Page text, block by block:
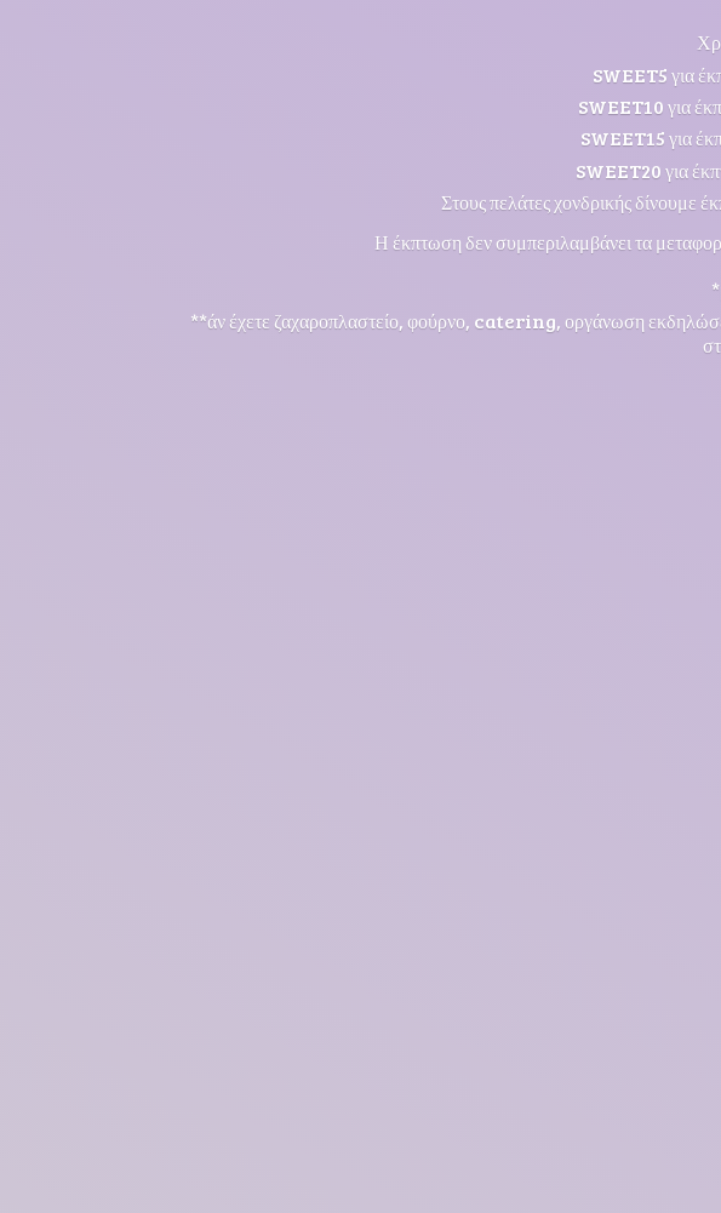
SWEET5 για
SWEET10 για
SWEET15 για
SWEET20 για
Στους πελάτες χονδρικής δίνουμε
Η έκπτωση δεν συμπεριλαμβάνει τα
**άν έχετε ζαχαροπλαστείο, φούρνο, catering, οργάνωση